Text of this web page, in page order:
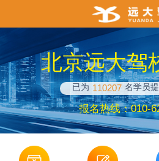
北京远大驾
已为 110207 名学员
报名热线：010-